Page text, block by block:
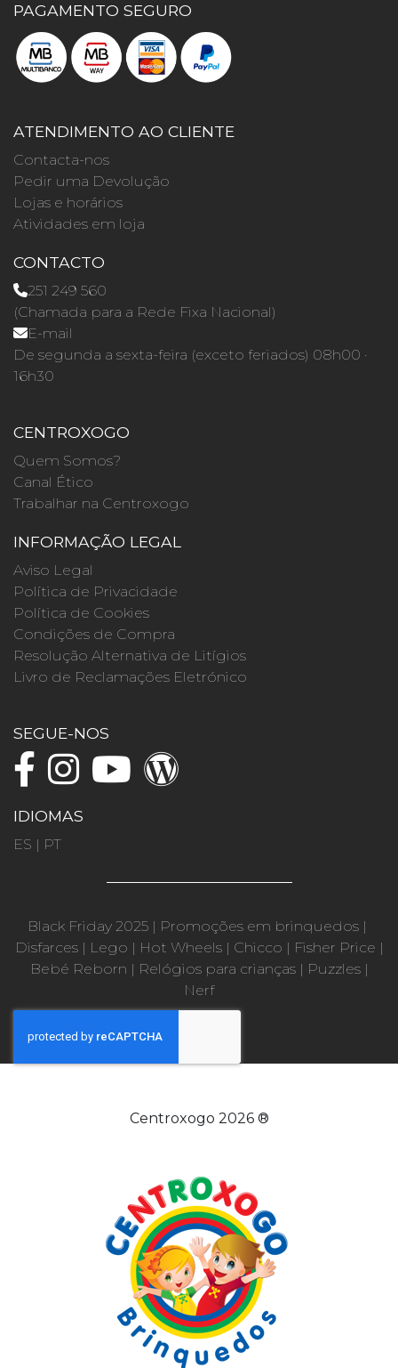
PAGAMENTO SEGURO
ATENDIMENTO AO CLIENTE
Contacta-nos
Pedir uma Devolução
Lojas e horários
Atividades em loja
CONTACTO
251 249 560
(Chamada para a Rede Fixa Nacional)
E-mail
De segunda a sexta-feira (exceto feriados) 08h00 ·
16h30
CENTROXOGO
Quem Somos?
Canal Ético
Trabalhar na Centroxogo
INFORMAÇÃO LEGAL
Aviso Legal
Política de Privacidade
Política de Cookies
Condições de Compra
Resolução Alternativa de Litígios
Livro de Reclamações Eletrónico
SEGUE-NOS
IDIOMAS
ES | PT
Black Friday 2025 | Promoções em brinquedos |
Disfarces| Lego | Hot Wheels| Chicco | Fisher Price |
Bebé Reborn | Relógios para crianças| Puzzles|
Nerf
Centroxogo 2026 ®